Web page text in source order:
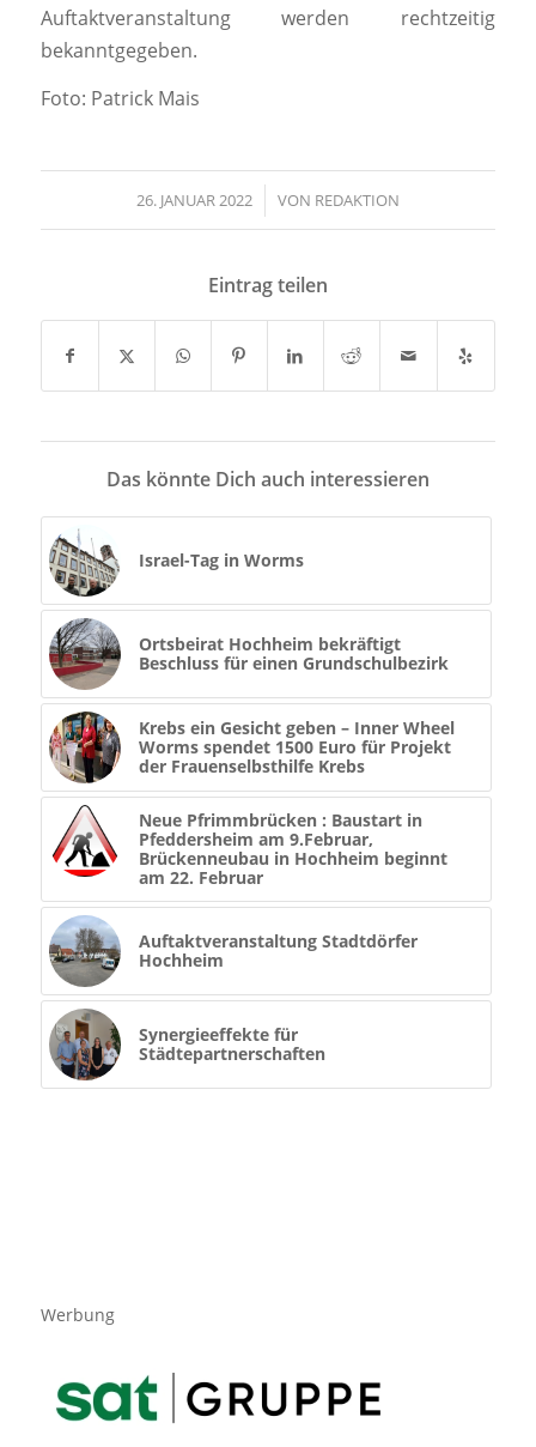
Auftaktveranstaltung werden rechtzeitig
bekanntgegeben.
Foto: Patrick Mais
26. JANUAR 2022
/ VON REDAKTION
Eintrag teilen
Das könnte Dich auch interessieren
Israel-Tag in Worms
Ortsbeirat Hochheim bekräftigt
Beschluss für einen Grundschulbezirk
Krebs ein Gesicht geben – Inner Wheel
Worms spendet 1500 Euro für Projekt
der Frauenselbsthilfe Krebs
Neue Pfrimmbrücken : Baustart in
Pfeddersheim am 9.Februar,
Brückenneubau in Hochheim beginnt
am 22. Februar
Auftaktveranstaltung Stadtdörfer
Hochheim
Synergieeffekte für
Städtepartnerschaften
Werbung